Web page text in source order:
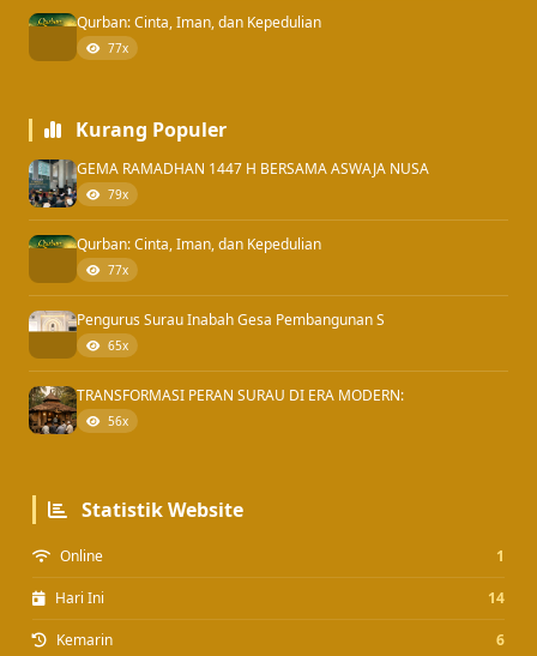
Qurban: Cinta, Iman, dan Kepedulian
77x
Kurang Populer
GEMA RAMADHAN 1447 H BERSAMA ASWAJA NUSA
79x
Qurban: Cinta, Iman, dan Kepedulian
77x
Pengurus Surau Inabah Gesa Pembangunan S
65x
TRANSFORMASI PERAN SURAU DI ERA MODERN:
56x
Statistik Website
Online 1
Hari Ini 14
Kemarin 6